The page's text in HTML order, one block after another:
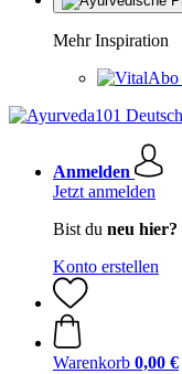
Mehr Inspiration
Anmelden
Jetzt anmelden
Bist du neu hier?
Konto erstellen
Warenkorb 0,00 €